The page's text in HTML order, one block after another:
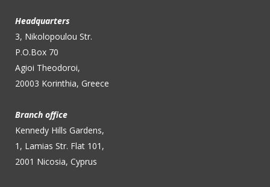
Headquarters
3, Nikolopoulou Str.
P.O.Box 70
Agioi Theodoroi,
20003 Korinthia, Greece
Branch office
Kennedy Hills Gardens,
1, Lamias Str. Flat 101,
2001 Nicosia, Cyprus